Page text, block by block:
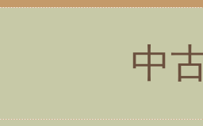
中